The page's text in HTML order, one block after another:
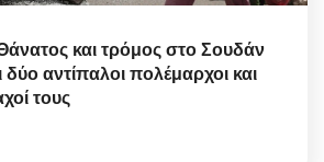
και τρόμος στο Σουδάν
δύο αντίπαλοι πολέμαρχοι και
τους